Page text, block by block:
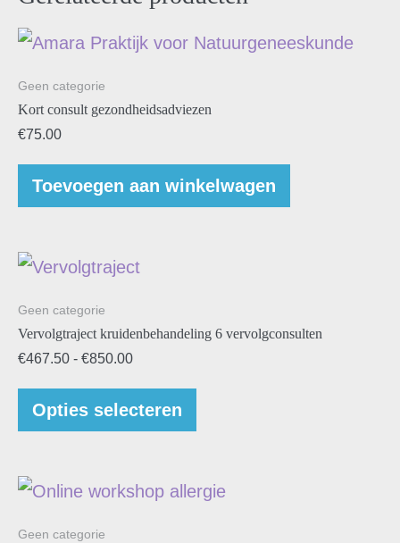
Geen categorie
Kort consult gezondheidsadviezen
€75.00
Toevoegen aan winkelwagen
Geen categorie
Vervolgtraject kruidenbehandeling 6 vervolgconsulten
€467.50 - €850.00
Opties selecteren
Geen categorie